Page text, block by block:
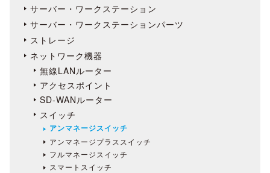
サーバー・ワークステーション
サーバー・ワークステーションパーツ
ストレージ
ネットワーク機器
無線LANルーター
アクセスポイント
SD-WANルーター
スイッチ
アンマネージスイッチ
アンマネージプラススイッチ
フルマネージスイッチ
スマートスイッチ